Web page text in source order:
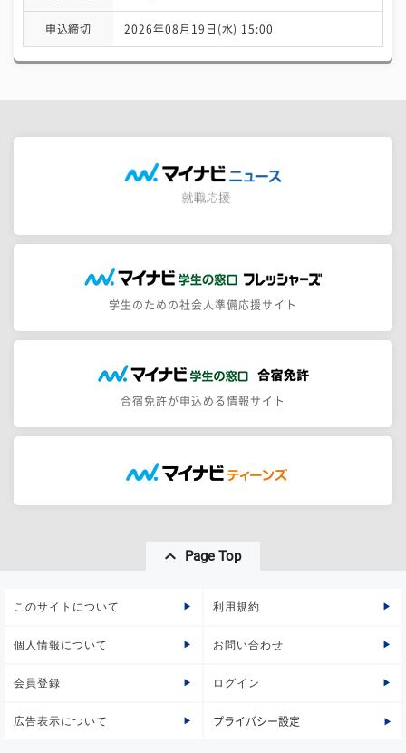
申込締切 2026年08月19日(水) 15:00
学生のための社会人準備応援サイト
合宿免許が申込める情報サイト
Page Top
このサイトについて 利用規約
個人情報について お問い合わせ
会員登録 ログイン
広告表示について プライバシー設定